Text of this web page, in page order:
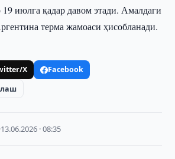
июлга қадар давом этади. Амалдаги
терма жамоаси ҳисобланади.
X
Facebook
·13.06.2026 · 08:35